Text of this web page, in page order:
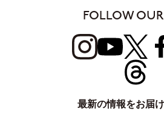
FOLLOW
最新の情報をお届